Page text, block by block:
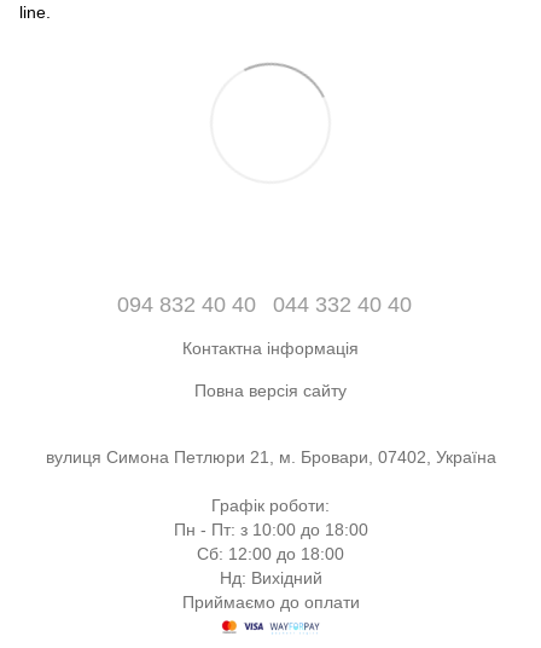
line.
094 832 40 40 044 332 40 40
Контактна інформація
Повна версія сайту
вулиця Симона Петлюри 21, м. Бровари, 07402, Україна
Графік роботи:
Пн - Пт: з 10:00 до 18:00
Сб: 12:00 до 18:00
Нд: Вихідний
Приймаємо до оплати